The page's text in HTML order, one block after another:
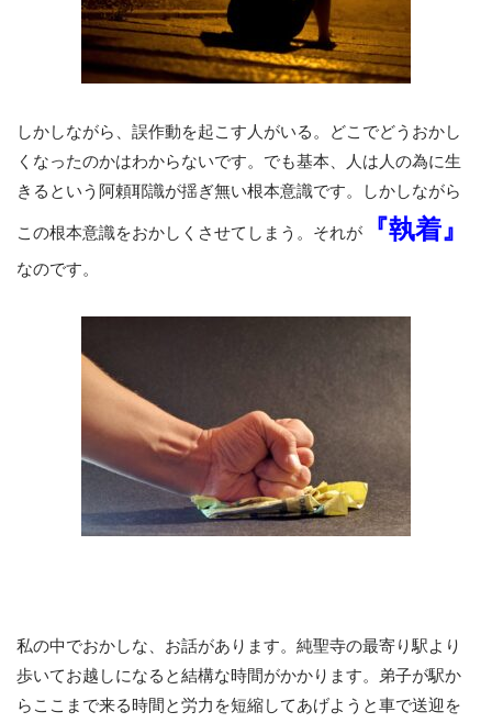
しかしながら、誤作動を起こす人がいる。どこでどうおかし
くなったのかはわからないです。でも基本、人は人の為に生
きるという阿頼耶識が揺ぎ無い根本意識です。しかしながら
この根本意識をおかしくさせてしまう。それが
『執着』
なのです。
私の中でおかしな、お話があります。純聖寺の最寄り駅より
歩いてお越しになると結構な時間がかかります。弟子が駅か
らここまで来る時間と労力を短縮してあげようと車で送迎を